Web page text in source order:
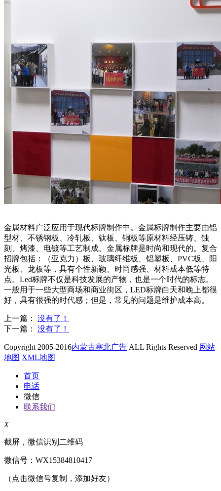
金属材料广泛应用于现代标牌制作中。金属标牌制作主要由铝
型材、不锈钢板、冷轧板、钛板、铜板等原材料经压铸、蚀
刻、烤漆、电镀等工艺制成。金属标牌是时尚和现代的。复合
招牌包括：（亚克力）板、玻璃纤维板、铝塑板、PVC板、阳
光板、龙板等，具有个性新颖、时尚感强、材料成本低等特
点。Led标牌不仅是科技发展的产物，也是一个时代的标志。
一般用于一些大型商场和商业街区，LED标牌白天和晚上都很
好，具有很强的时代感；但是，常见的问题是维护成本高。
上一篇： 没有了！
下一篇： 没有了！
Copyright 2005-2016内蒙古塞北广告 ALL Rights Reserved 网站
地图 XML地图
首页
电话
微信
联系我们
X
截屏，微信识别二维码
微信号： WX15384810417
（点击微信号复制，添加好友）